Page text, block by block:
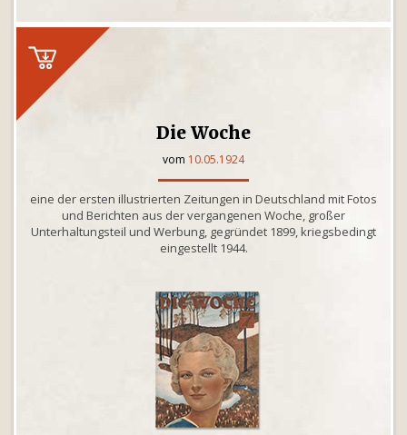
Die Woche
vom 10.05.1924
eine der ersten illustrierten Zeitungen in Deutschland mit Fotos
und Berichten aus der vergangenen Woche, großer
Unterhaltungsteil und Werbung, gegründet 1899, kriegsbedingt
eingestellt 1944.